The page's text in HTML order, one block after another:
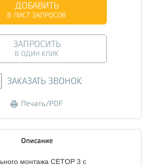
ДОБАВИТЬ
В ЛИСТ ЗАПРОСОВ
ЗАПРОСИТЬ
В ОДИН КЛИК
ЗАКАЗАТЬ ЗВОНОК
Печать/PDF
Описание
монтажа CETOP 3 с